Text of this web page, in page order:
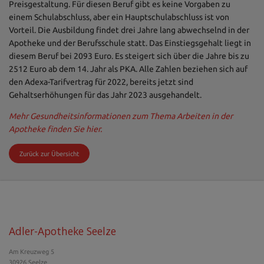
Zurück zur Übersicht
Preisgestaltung. Für diesen Beruf gibt es keine Vorgaben zu
einem Schulabschluss, aber ein Hauptschulabschluss ist von
Vorteil. Die Ausbildung findet drei Jahre lang abwechselnd in der
Apotheke und der Berufsschule statt. Das Einstiegsgehalt liegt in
diesem Beruf bei 2093 Euro. Es steigert sich über die Jahre bis zu
2512 Euro ab dem 14. Jahr als PKA. Alle Zahlen beziehen sich auf
den Adexa-Tarifvertrag für 2022, bereits jetzt sind
Gehaltserhöhungen für das Jahr 2023 ausgehandelt.
Mehr Gesundheitsinformationen zum Thema Arbeiten in der
Apotheke finden Sie hier.
Adler-Apotheke Seelze
Am Kreuzweg 5
30926 Seelze